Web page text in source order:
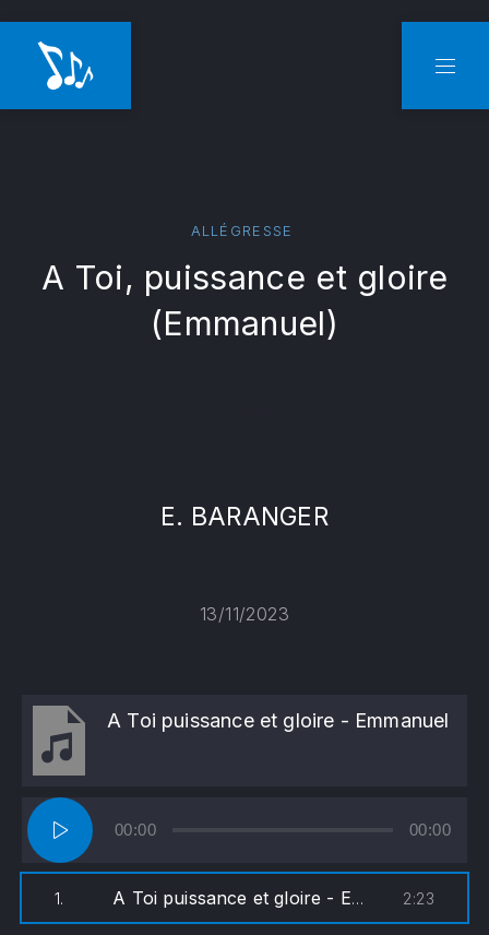
ALLÉGRESSE
A Toi, puissance et gloire
(Emmanuel)
E. BARANGER
13/11/2023
A Toi puissance et gloire - Emmanuel
Lecteur
audio
00:00 00:00
1. A Toi puissance et gloire - Emmanuel 2:23